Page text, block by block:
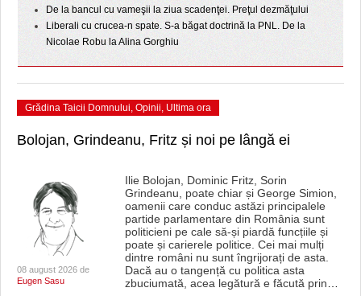
De la bancul cu vameşii la ziua scadenţei. Preţul dezmăţului
Liberali cu crucea-n spate. S-a băgat doctrină la PNL. De la
Nicolae Robu la Alina Gorghiu
Grădina Taicii Domnului, Opinii, Ultima ora
Bolojan, Grindeanu, Fritz și noi pe lângă ei
08 august 2026 de
Eugen Sasu
Ilie Bolojan, Dominic Fritz, Sorin
Grindeanu, poate chiar și George Simion,
oamenii care conduc astăzi principalele
partide parlamentare din România sunt
politicieni pe cale să-și piardă funcțiile și
poate și carierele politice. Cei mai mulți
dintre români nu sunt îngrijorați de asta.
Dacă au o tangență cu politica asta
zbuciumată, acea legătură e făcută prin